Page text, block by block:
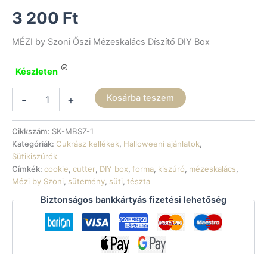
3 200 Ft
MÉZI by Szoni Őszi Mézeskalács Díszítő DIY Box
Készleten
-
-
MÉZI
by
Szoni
Őszi
Mézeskalács
Díszítő
+ Kosárba teszem
Cikkszám: SK-MBSZ-1
Kategóriák: Cukrász kellékek, Halloweeni ajánlatok,
Sütikiszúrók
Címkék: cookie, cutter, DIY box, forma, kiszúró, mézeskalács,
Mézi by Szoni, sütemény, süti, tészta
Biztonságos bankkártyás fizetési lehetőség